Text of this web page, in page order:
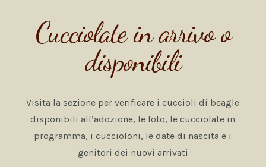
Cucciolate in arrivo o
disponibili
Visita la sezione per verificare i cuccioli di beagle
disponibili all’adozione, le foto, le cucciolate in
programma, i cuccioloni, le date di nascita e i
genitori dei nuovi arrivati